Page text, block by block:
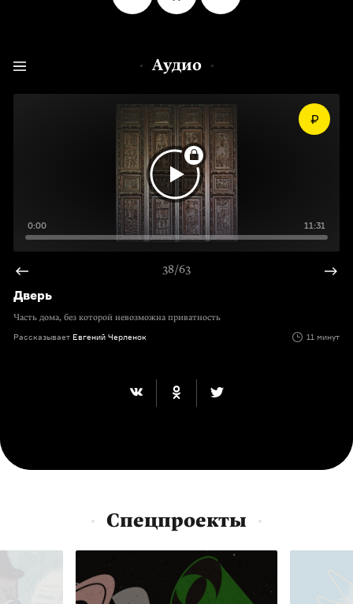
Аудио
0:00 11:31
38/63
Дверь
Часть дома, без которой невозможна приватность
Рассказывает Евгений Черленок 11 минут
Спецпроекты